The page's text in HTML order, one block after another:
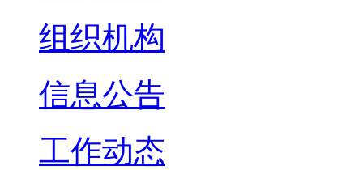
组织机构
信息公告
工作动态